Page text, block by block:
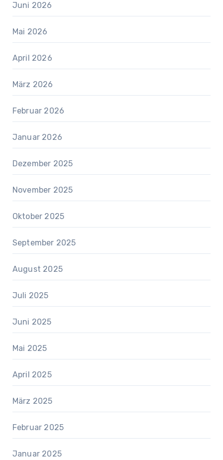
Juni 2026
Mai 2026
April 2026
März 2026
Februar 2026
Januar 2026
Dezember 2025
November 2025
Oktober 2025
September 2025
August 2025
Juli 2025
Juni 2025
Mai 2025
April 2025
März 2025
Februar 2025
Januar 2025